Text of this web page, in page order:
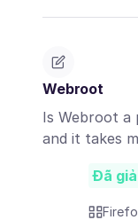
Webroot
Is Webroot a
and it takes
Đã